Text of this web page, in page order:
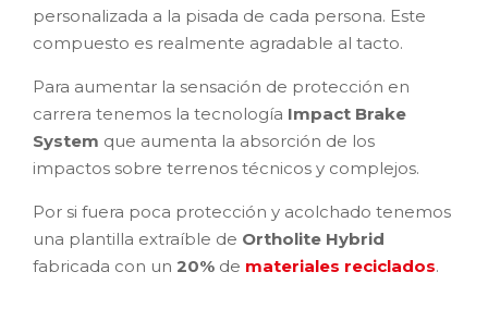
personalizada a la pisada de cada persona. Este
compuesto es realmente agradable al tacto.
Para aumentar la sensación de protección en
carrera tenemos la tecnología Impact Brake
System que aumenta la absorción de los
impactos sobre terrenos técnicos y complejos.
Por si fuera poca protección y acolchado tenemos
una plantilla extraíble de Ortholite Hybrid
fabricada con un 20% de materiales reciclados.